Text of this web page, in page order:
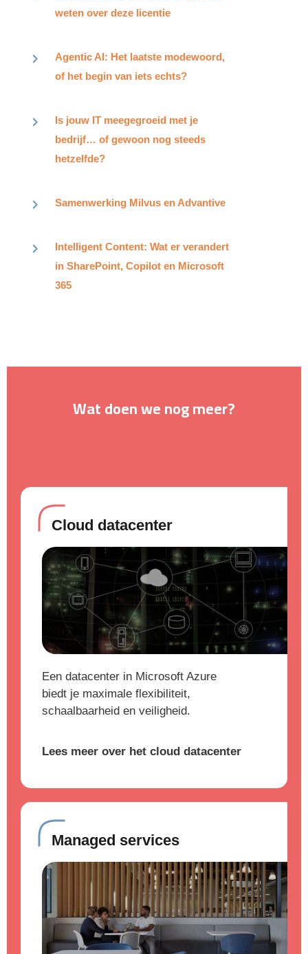
weten over deze licentie
Agentic AI: Het laatste modewoord,
of het begin van iets echts?
Is jouw IT meegegroeid met je
bedrijf… of gewoon nog steeds
hetzelfde?
Samenwerking Milvus en Advantive​
Intelligent Content: Wat er verandert
in SharePoint, Copilot en Microsoft
365
Wat doen we nog meer?
Cloud datacenter
Een datacenter in Microsoft Azure
biedt je maximale flexibiliteit,
schaalbaarheid en veiligheid.
Lees meer over het cloud datacenter
Managed services